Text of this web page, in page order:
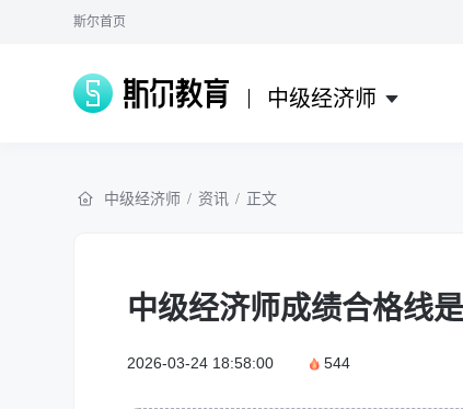
斯尔首页
中级经济师
中级经济师 / 资讯 / 正文
中级经济师成绩合格线
2026-03-24 18:58:00 544